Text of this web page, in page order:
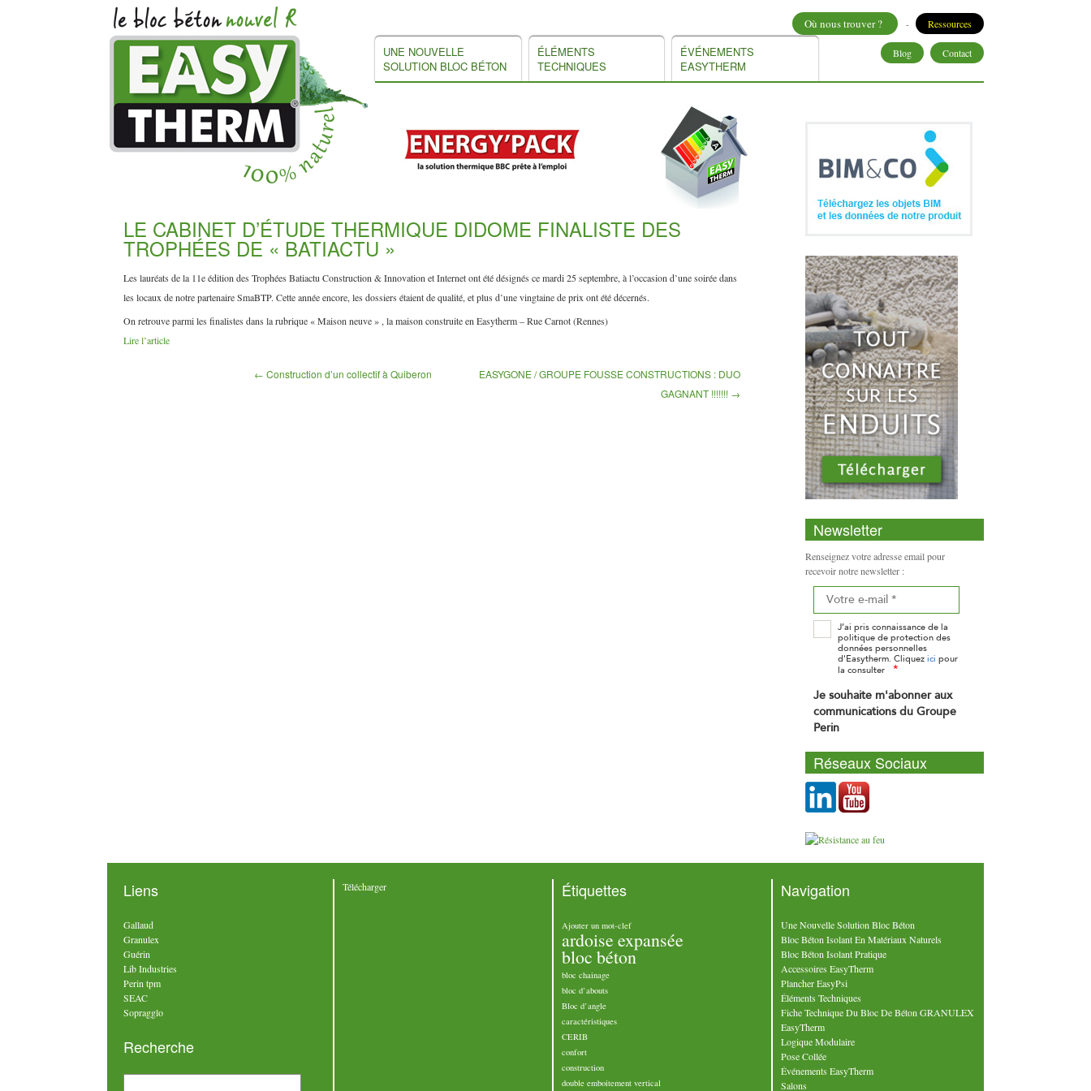
Où nous trouver ? - Ressources
Blog Contact
UNE NOUVELLE
SOLUTION BLOC BÉTON
ÉLÉMENTS
TECHNIQUES
ÉVÉNEMENTS
EASYTHERM
Newsletter
Renseignez votre adresse email pour
recevoir notre newsletter :
Réseaux Sociaux
LE CABINET D’ÉTUDE THERMIQUE DIDOME FINALISTE DES
TROPHÉES DE « BATIACTU »
Les lauréats de la 11e édition des Trophées Batiactu Construction & Innovation et Internet ont été désignés ce mardi 25 septembre, à l’occasion d’une soirée dans
les locaux de notre partenaire SmaBTP. Cette année encore, les dossiers étaient de qualité, et plus d’une vingtaine de prix ont été décernés.
On retrouve parmi les finalistes dans la rubrique « Maison neuve » , la maison construite en Easytherm – Rue Carnot (Rennes)
Lire l’article
← Construction d’un collectif à Quiberon
EASYGONE / GROUPE FOUSSE CONSTRUCTIONS : DUO
GAGNANT !!!!!!! →
Liens
Gallaud
Granulex
Guérin
Lib Industries
Perin tpm
SEAC
Sopragglo
Recherche
Télécharger Étiquettes
Ajouter un mot-clef
ardoise expansée
bloc béton
bloc chainage
bloc d’abouts
Bloc d’angle
caractéristiques
CERIB
confort
construction
double emboitement vertical
Navigation
Une Nouvelle Solution Bloc Béton
Bloc Béton Isolant En Matériaux Naturels
Bloc Béton Isolant Pratique
Accessoires EasyTherm
Plancher EasyPsi
Éléments Techniques
Fiche Technique Du Bloc De Béton GRANULEX
EasyTherm
Logique Modulaire
Pose Collée
Événements EasyTherm
Salons